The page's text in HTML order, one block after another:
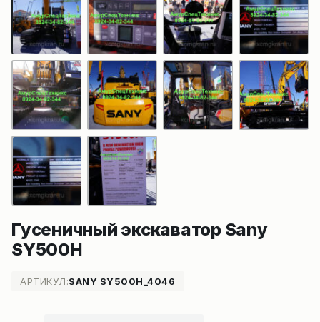
Гусеничный экскаватор Sany
SY500H
АРТИКУЛ:SANY SY500H_4046